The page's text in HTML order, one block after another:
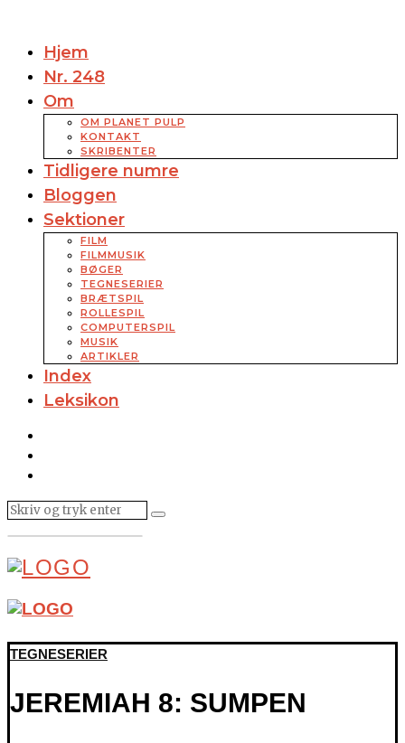
Hjem
Nr. 248
Om
OM PLANET PULP
KONTAKT
SKRIBENTER
Tidligere numre
Bloggen
Sektioner
FILM
FILMMUSIK
BØGER
TEGNESERIER
BRÆTSPIL
ROLLESPIL
COMPUTERSPIL
MUSIK
ARTIKLER
Index
Leksikon
TEGNESERIER
JEREMIAH 8: SUMPEN